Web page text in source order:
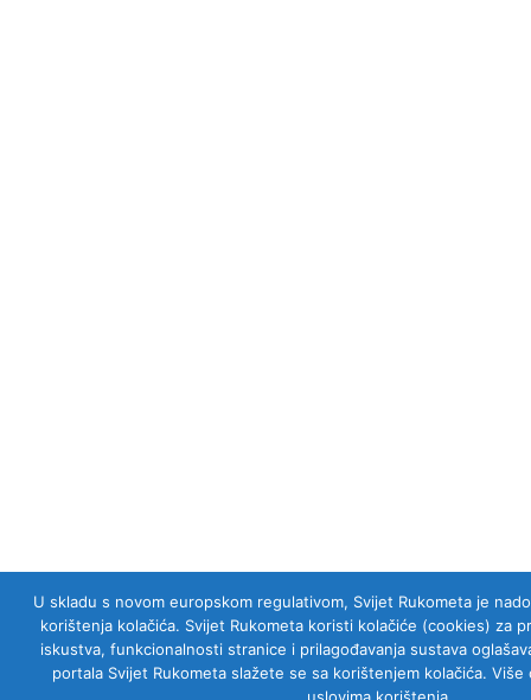
U skladu s novom europskom regulativom, Svijet Rukometa je
korištenja kolačića. Svijet Rukometa koristi kolačiće (cookies) za
iskustva, funkcionalnosti stranice i prilagođavanja sustava
portala Svijet Rukometa slažete se sa korištenjem kolačića.